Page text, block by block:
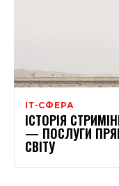
ІТ-СФЕРА
ІСТОРІЯ
— ПОСЛУГИ
СВІТУ